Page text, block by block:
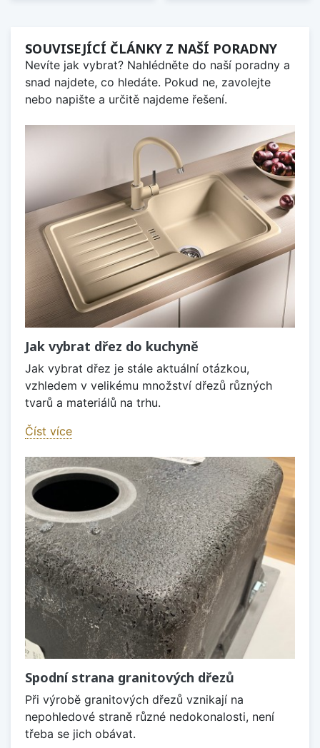
SOUVISEJÍCÍ ČLÁNKY Z NAŠÍ PORADNY
Nevíte jak vybrat? Nahlédněte do naší poradny a
snad najdete, co hledáte. Pokud ne, zavolejte
nebo napište a určitě najdeme řešení.
Jak vybrat dřez do kuchyně
Jak vybrat dřez je stále aktuální otázkou,
vzhledem v velikému množství dřezů různých
tvarů a materiálů na trhu.
Číst více
Spodní strana granitových dřezů
Při výrobě granitových dřezů vznikají na
nepohledové straně různé nedokonalosti, není
třeba se jich obávat.